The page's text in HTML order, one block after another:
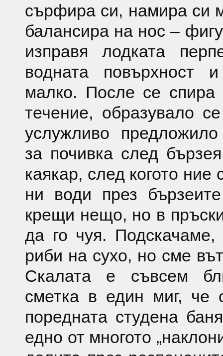
сърфира си, намира си
балансира на нос –
изправя лодката
водната повърхност
малко. После се спира
течение, образувало
услужливо
за почивка след
каякар, след когото ние
ни води през
крещи нещо, но в
да го чуя.
риби на сухо, но сме
Скалата е съвсем
сметка в един миг, че
поредната студена
едно от многото